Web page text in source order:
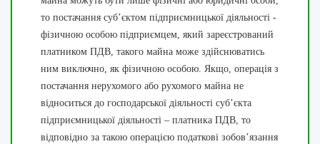
то постачання суб’єктом підприємницької діяльності -
фізичною особою підприємцем, який зареєстрований
платником ПДВ, такого майна може здійснюватись
ним виключно, як фізичною особою. Якщо, операція з
постачання нерухомого або рухомого майна не
відноситься до господарської діяльності суб’єкта
підприємницької діяльності – платника ПДВ, то
відповідно за такою операцією податкові зобов’язання